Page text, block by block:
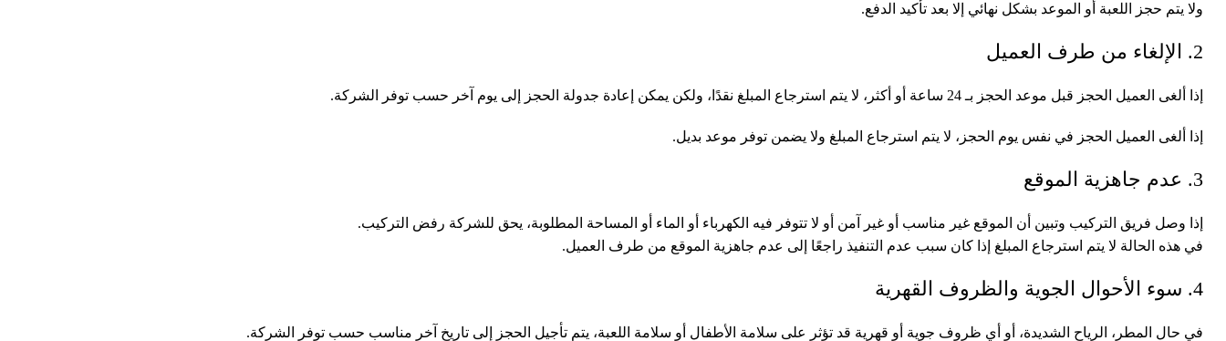
ولا يتم حجز اللعبة أو الموعد بشكل نهائي إلا بعد تأكيد الدفع.
2. الإلغاء من طرف العميل
إذا ألغى العميل الحجز قبل موعد الحجز بـ 24 ساعة أو أكثر، لا يتم استرجاع المبلغ نقدًا، ولكن يمكن إعادة جدولة الحجز إلى يوم آخر حسب توفر الشركة.
إذا ألغى العميل الحجز في نفس يوم الحجز، لا يتم استرجاع المبلغ ولا يضمن توفر موعد بديل.
3. عدم جاهزية الموقع
إذا وصل فريق التركيب وتبين أن الموقع غير مناسب أو غير آمن أو لا تتوفر فيه الكهرباء أو الماء أو المساحة المطلوبة، يحق للشركة رفض التركيب.
في هذه الحالة لا يتم استرجاع المبلغ إذا كان سبب عدم التنفيذ راجعًا إلى عدم جاهزية الموقع من طرف العميل.
4. سوء الأحوال الجوية والظروف القهرية
في حال المطر، الرياح الشديدة، أو أي ظروف جوية أو قهرية قد تؤثر على سلامة الأطفال أو سلامة اللعبة، يتم تأجيل الحجز إلى تاريخ آخر مناسب حسب توفر الشركة.